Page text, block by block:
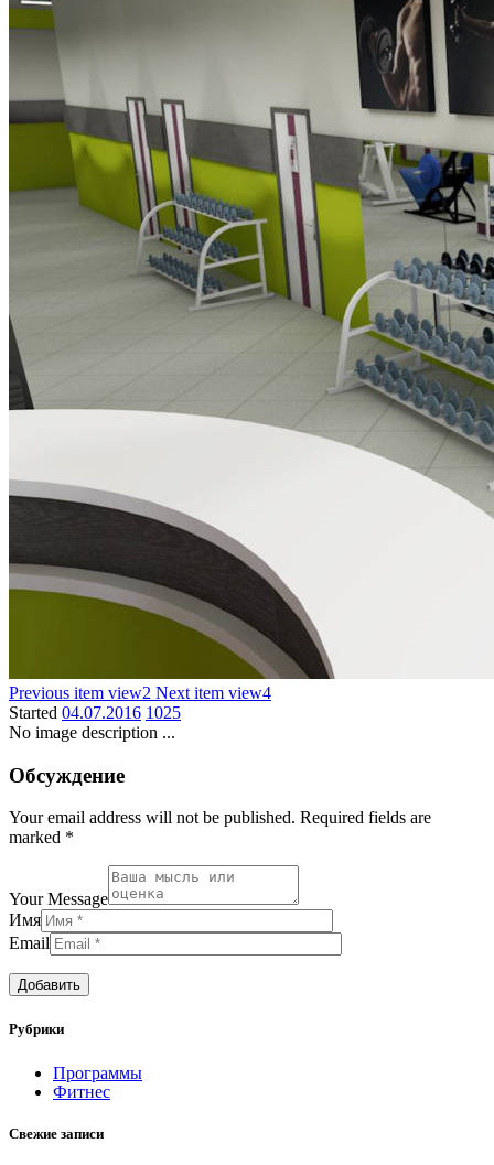
Previous item view2 Next item view4
Started 04.07.2016 1025
No image description ...
Обсуждение
Your email address will not be published. Required fields are
marked *
Your Message
Имя
Email
Рубрики
Программы
Фитнес
Свежие записи